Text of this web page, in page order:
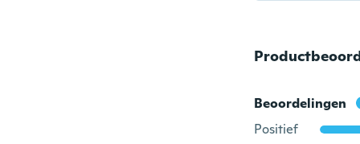
Beoordelingen
Positief